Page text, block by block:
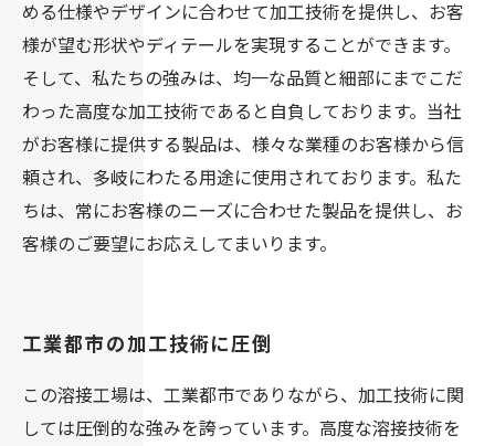
める仕様やデザインに合わせて加工技術を提供し、お客
様が望む形状やディテールを実現することができます。
そして、私たちの強みは、均一な品質と細部にまでこだ
わった高度な加工技術であると自負しております。当社
がお客様に提供する製品は、様々な業種のお客様から信
頼され、多岐にわたる用途に使用されております。私た
ちは、常にお客様のニーズに合わせた製品を提供し、お
客様のご要望にお応えしてまいります。
工業都市の加工技術に圧倒
この溶接工場は、工業都市でありながら、加工技術に関
しては圧倒的な強みを誇っています。高度な溶接技術を